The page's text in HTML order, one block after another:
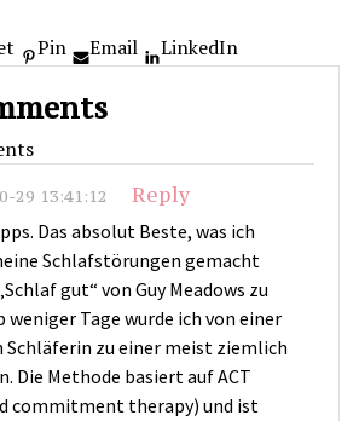
Pin Email LinkedIn
29 13:41:12 Reply
Das absolut Beste, was ich
Schlafstörungen gemacht
gut“ von Guy Meadows zu
weniger Tage wurde ich von einer
Schläferin zu einer meist ziemlich
Die Methode basiert auf ACT
commitment therapy) und ist